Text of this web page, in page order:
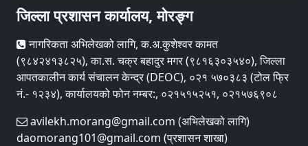
जिल्ला प्रशासन कार्यालय, मोरङ्ग
नागरिकता अभिलेखको लागि, क.अ.कुशेश्वर कामत
(९८४२४१३८२५), का.स. चक्र बहादुर मगर (९८१६३०३५४०), जिल्ला
आपतकालीन कार्य संचालन केन्द्र (DEOC), ०२१ ५७०३८३ (टोल फ्रि
नं.- १२३४), कार्यालयको फोन नम्बर:, ०२१५१५२५१, ०२१५७६९०८
avilekh.morang@gmail.com (अभिलेखको लागि)
daomorang101@gmail.com (प्रशासन शाखा)